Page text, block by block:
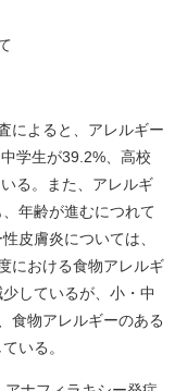
によると、アレルギー
学生が39.2%、高校
る。また、アレルギ
年齢が進むにつれて
皮膚炎については、
における食物アレルギ
しているが、小・中
食物アレルギーのある
いる。